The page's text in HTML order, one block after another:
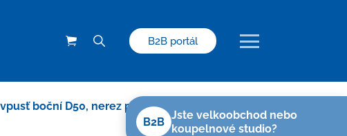
B2B portál
boční D50, nerez příruba, rámeček, mřížka
B2B
Jste velkoobchod nebo
koupelnové studio?